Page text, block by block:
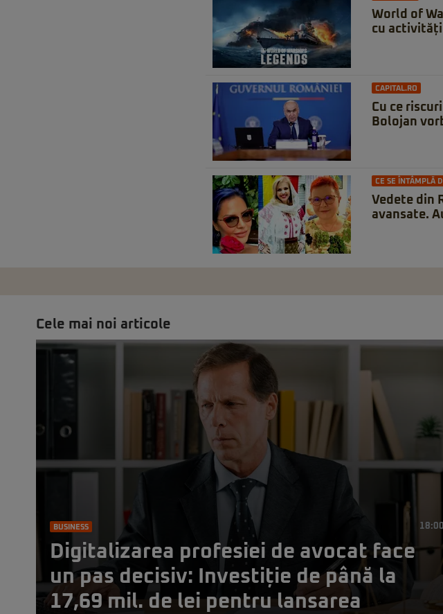
World of
cu activități
CAPITAL.RO
Cu ce
Bolojan
CE SE ÎNTÂMPLĂ
Vedete din
avansate.
Cele mai noi articole
BUSINESS 18:00
Digitalizarea profesiei de avocat face
un pas decisiv: Investiție de până la
17,69 mil. de lei pentru lansarea